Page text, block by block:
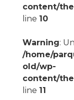
content/
line 10
Warning:
/home/
old/wp-
content/
line 11